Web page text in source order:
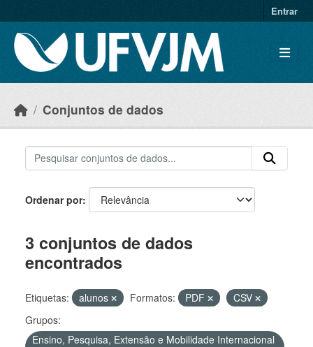
Entrar
Conjuntos de dados
Ordenar por
3 conjuntos de dados
encontrados
Etiquetas: alunos Formatos: PDF
CSV
Grupos:
Ensino, Pesquisa, Extensão e Mobilidade Internacional